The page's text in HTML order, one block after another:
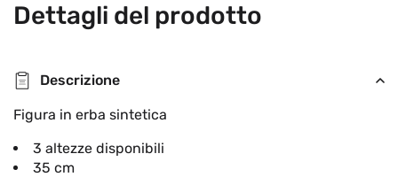
Dettagli del prodotto
Descrizione
Figura in erba sintetica
3 altezze disponibili
35 cm